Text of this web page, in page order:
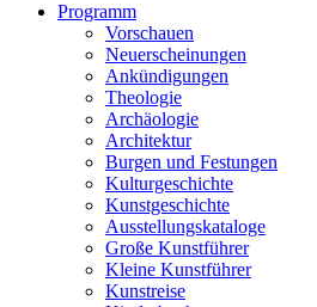
Programm
Vorschauen
Neuerscheinungen
Ankündigungen
Theologie
Archäologie
Architektur
Burgen und Festungen
Kulturgeschichte
Kunstgeschichte
Ausstellungskataloge
Große Kunstführer
Kleine Kunstführer
Kunstreise